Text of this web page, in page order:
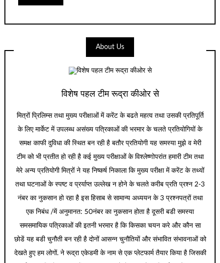
About Us
विशेष पहल टीम रूद्रा कीओर से
मित्रों प्रिलिम्स तथा मुख्य परीक्षाओं में करेंट के बढते महत्व तथा उसकी प्रतिपूर्ति
के लिए मार्केट में उपलब्ध असंख्य पत्रिकाओं की भरमार के चलते प्रतियोगियों के
समक्ष काफी दुविधा की स्थित बन रही है बतौर प्रतियोगी यह समस्या मुझे व मेरी
टीम को भी प्रतीत हो रही है कई मुख्य परीक्षाओं के विश्लेष्णोपरांत हमारी टीम तथा
मेरे अन्य प्रतियोगी मित्रों ने यह निष्कर्ष निकाला कि मुख्य परीक्षा में करेंट के तथ्यों
तथा घटनाओं के स्पष्ट व प्रर्याप्त उल्लेख न होने के चलते करीब प्रति प्रश्न 2-3
नंबर का नुकसान हो रहा है इस हिसाब से सामान्य अध्ययन के 3 प्रश्नपत्रों तथा
एक निबंध /में अनुमानत: 50नंबर का नुकसान होता है दूसरी बडी समस्या
समसमायिक पत्रिकाओं की इतनी भरमार है कि किसका चयन करे और कौन सा
छोडें यह बडी चुनौती बन रही है दोनों आसन्न चुनौतियों और संभावित संभावनाओं को
देखते हुए हम लोगों. ने रूद्रा एकेडमी के नाम से एक प्लेटफार्म तैयार किया है जिसकी